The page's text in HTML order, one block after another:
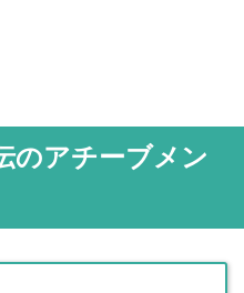
のアチーブメン